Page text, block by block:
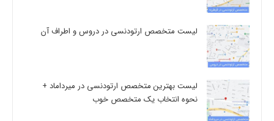
لیست متخصص ارتودنسی در دروس و اطراف آن
لیست بهترین متخصص ارتودنسی در میرداماد +
نحوه انتخاب یک متخصص خوب